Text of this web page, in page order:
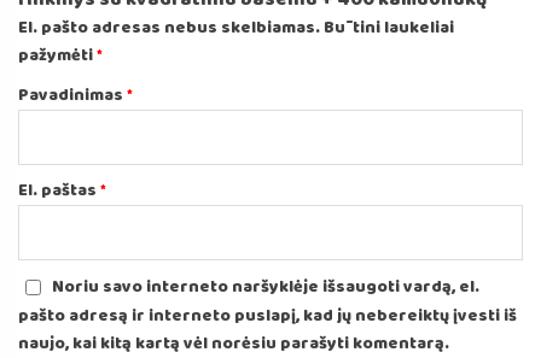
El. pašto adresas nebus skelbiamas.Būtini laukeliai
pažymėti*
Pavadinimas*
El. paštas*
Noriu savo interneto naršyklėje išsaugoti vardą, el.
pašto adresą ir interneto puslapį, kad jų nebereiktų įvesti iš
naujo, kai kitą kartą vėl norėsiu parašyti komentarą.